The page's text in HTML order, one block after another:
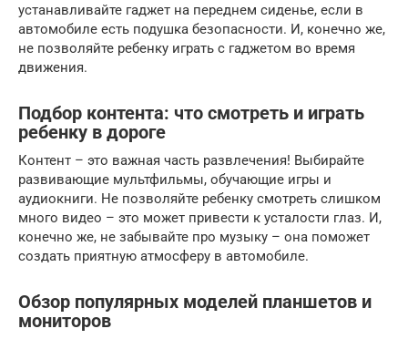
устанавливайте гаджет на переднем сиденье, если в
автомобиле есть подушка безопасности. И, конечно же,
не позволяйте ребенку играть с гаджетом во время
движения.
Подбор контента: что смотреть и играть
ребенку в дороге
Контент – это важная часть развлечения! Выбирайте
развивающие мультфильмы, обучающие игры и
аудиокниги. Не позволяйте ребенку смотреть слишком
много видео – это может привести к усталости глаз. И,
конечно же, не забывайте про музыку – она поможет
создать приятную атмосферу в автомобиле.
Обзор популярных моделей планшетов и
мониторов